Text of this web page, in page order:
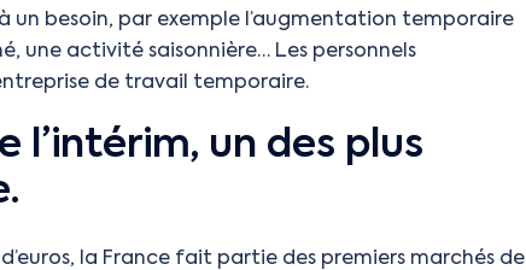
un besoin, par exemple l’augmentation temporaire
une activité saisonnière… Les personnels
de travail temporaire.
l’intérim, un des plus
la France fait partie des premiers marchés de